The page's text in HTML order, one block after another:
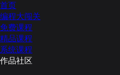
首页
编程大闯关
免费课程
精品课程
系统课程
作品社区